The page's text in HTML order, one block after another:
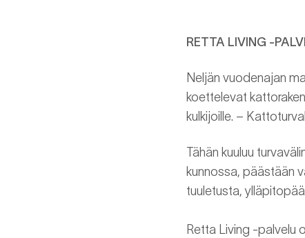
RETTA LIVING -
Neljän vuodenajan
koettelevat
kulkijoille. –
Tähän kuuluu
kunnossa, päästään
tuuletusta,
Retta Living -palvelu